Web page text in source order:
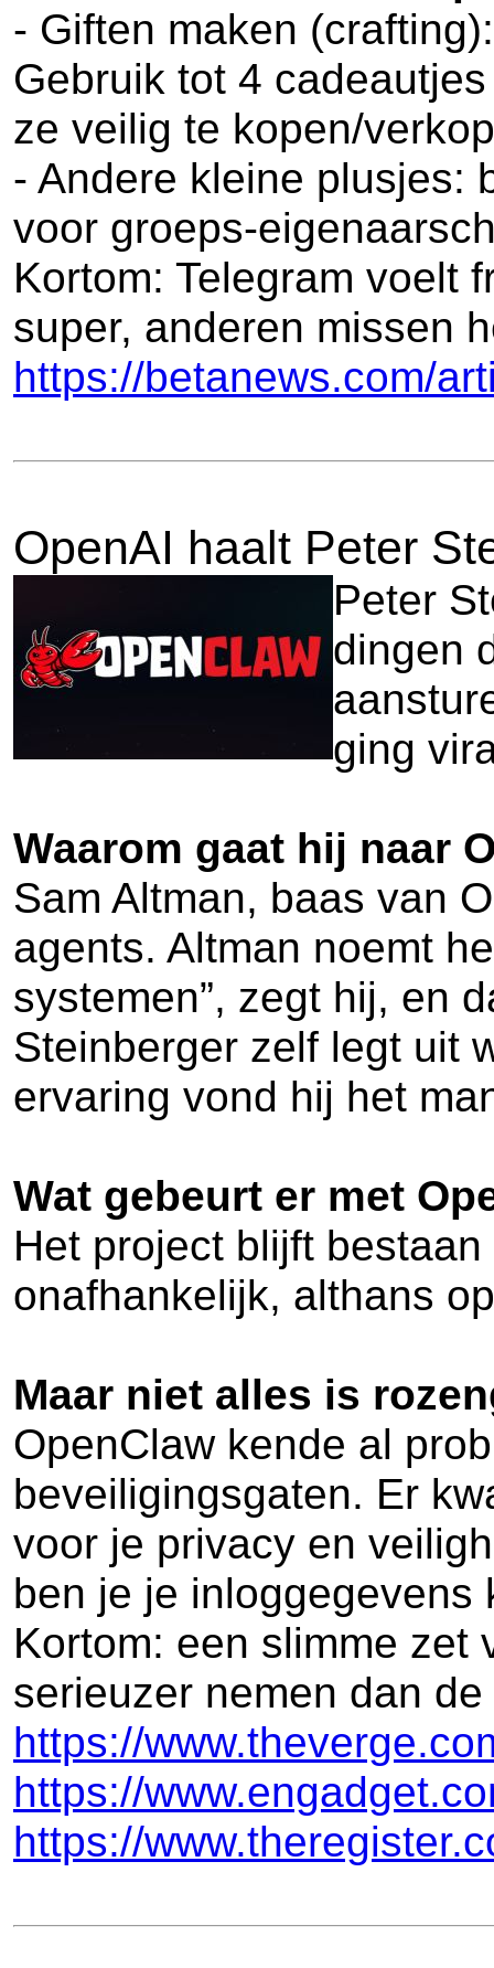
- Giften maken
Gebruik tot 4
ze veilig te kopen/
- Andere kleine plusjes:
voor groeps-
Kortom: Telegram voelt
super, anderen missen
https://betanews.com/
OpenAI haalt Peter
Peter
dingen
ging
Waarom gaat hij naar
Sam Altman, baas van
agents. Altman noemt
systemen”, zegt hij, en
Steinberger zelf legt uit
ervaring vond hij het
Wat gebeurt er met
Het project blijft
onafhankelijk, althans
Maar niet alles is
OpenClaw kende al
beveiligingsgaten. Er
voor je privacy en
ben je je inloggegevens
Kortom: een slimme zet
serieuzer nemen dan
https://
https://
https://